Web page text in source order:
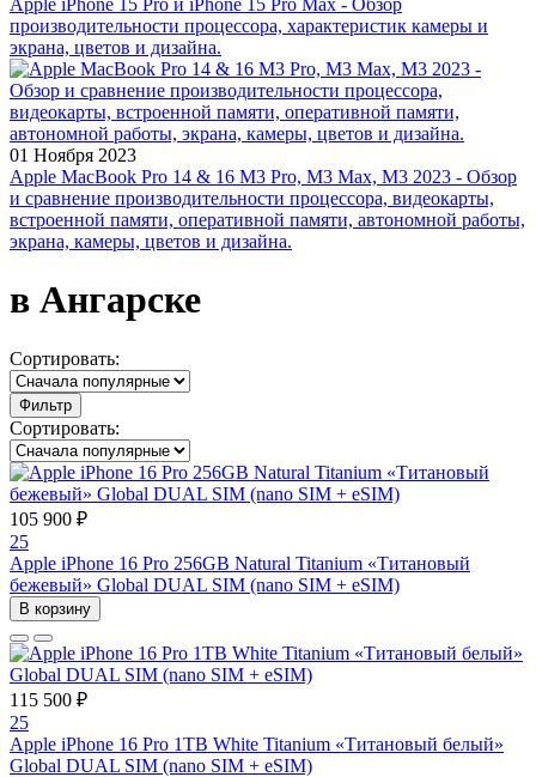
Apple iPhone 15 Pro и iPhone 15 Pro Max - Обзор
производительности процессора, характеристик камеры и
экрана, цветов и дизайна.
01 Ноября 2023
Apple MacBook Pro 14 & 16 M3 Pro, M3 Max, M3 2023 - Обзор
и сравнение производительности процессора, видеокарты,
встроенной памяти, оперативной памяти, автономной работы,
экрана, камеры, цветов и дизайна.
в Ангарске
Сортировать:
Фильтр
Сортировать:
105 900 ₽
25
Apple iPhone 16 Pro 256GB Natural Titanium «Tитановый
бежевый» Global DUAL SIM (nano SIM + eSIM)
В корзину
115 500 ₽
25
Apple iPhone 16 Pro 1TB White Titanium «Титановый белый»
Global DUAL SIM (nano SIM + eSIM)